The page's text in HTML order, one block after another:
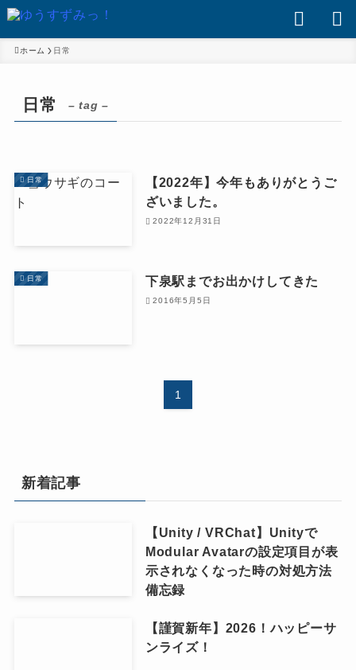
ホーム 日常
日常 – tag –
日常
【2022年】今年もありがとうご
ざいました。
2022年12月31日
日常 下泉駅までお出かけしてきた
2016年5月5日
1
新着記事
【Unity / VRChat】Unityで
Modular Avatarの設定項目が表
示されなくなった時の対処方法
備忘録
【謹賀新年】2026！ハッピーサ
ンライズ！